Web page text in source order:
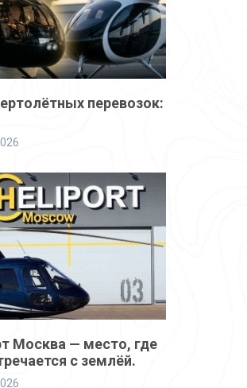
перевозок:
Москва — место, где
с землёй.